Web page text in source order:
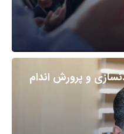
و پرورش اندام